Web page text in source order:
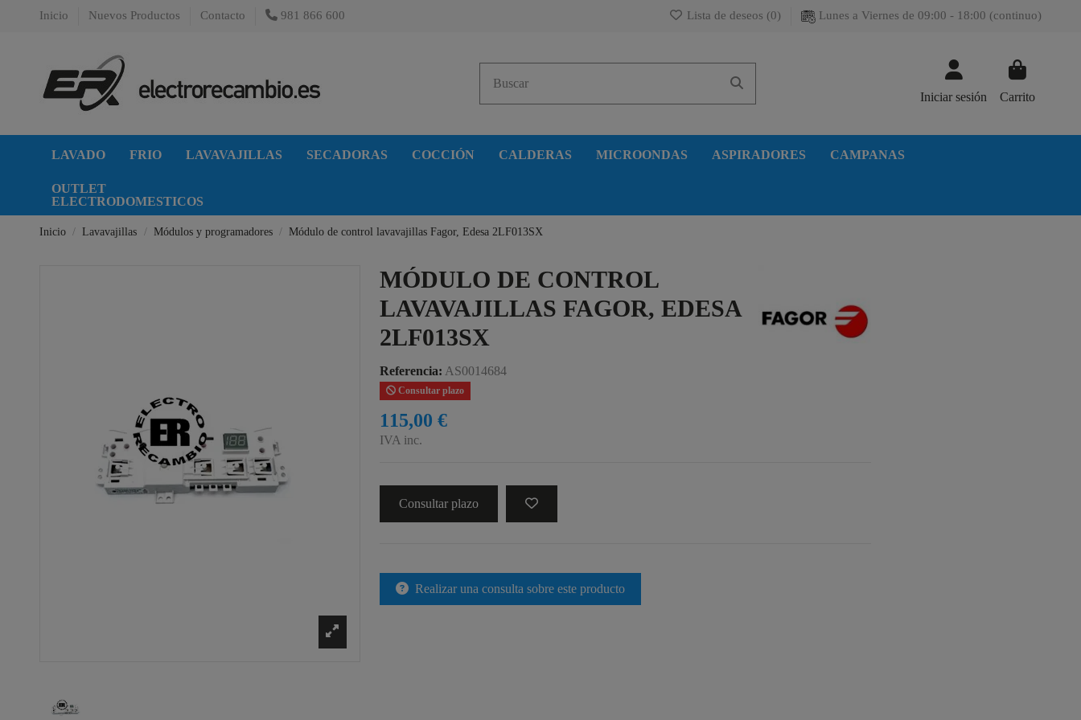
Inicio Nuevos Productos Contacto 981 866 600 Lista de deseos (0) Lunes a Viernes de 09:00 - 18:00 (continuo)
Iniciar sesión Carrito
LAVADO FRIO LAVAVAJILLAS SECADORAS COCCIÓN CALDERAS MICROONDAS ASPIRADORES CAMPANAS
OUTLET
ELECTRODOMESTICOS
Inicio Lavavajillas Módulos y programadores Módulo de control lavavajillas Fagor, Edesa 2LF013SX
MÓDULO DE CONTROL
LAVAVAJILLAS FAGOR, EDESA
2LF013SX
Referencia: AS0014684
Consultar plazo
115,00 €
IVA inc.
Consultar plazo
Realizar una consulta sobre este producto